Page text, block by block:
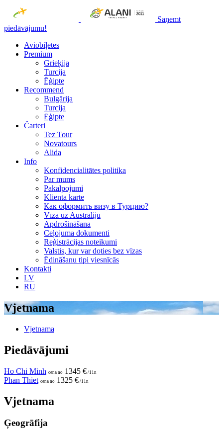
Saņemt
piedāvājumu!
Aviobiļetes
Premium
Grieķija
Turcija
Ēģipte
Recommend
Bulgārija
Turcija
Ēģipte
Čarteri
Tez Tour
Novatours
Alida
Info
Konfidencialitātes politika
Par mums
Рakalpojumi
Klienta karte
Как оформить визу в Турцию?
Vīza uz Austrāliju
Apdrošināšana
Ceļojuma dokumenti
Reģistrācijas noteikumi
Valstis, kur var doties bez vīzas
Ēdināšanu tipi viesnīcās
Kontakti
LV
RU
Vjetnama
Vjetnama
Piedāvājumi
Ho Chi Minh cena no 1345 € /11n
Phan Thiet cena no 1325 € /11n
Vjetnama
Ģeogrāfija